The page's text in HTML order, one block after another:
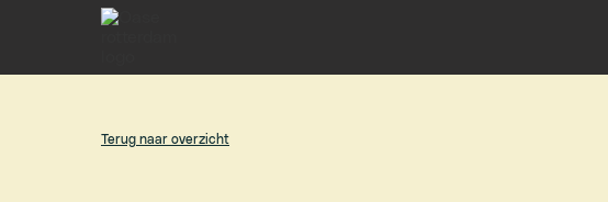
Terug naar overzicht